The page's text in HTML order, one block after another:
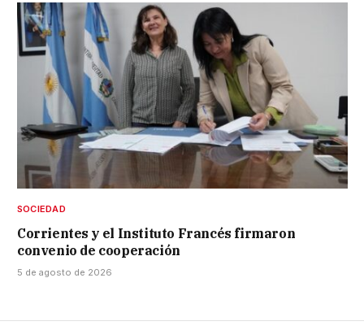
SOCIEDAD
Corrientes y el Instituto Francés firmaron
convenio de cooperación
5 de agosto de 2026